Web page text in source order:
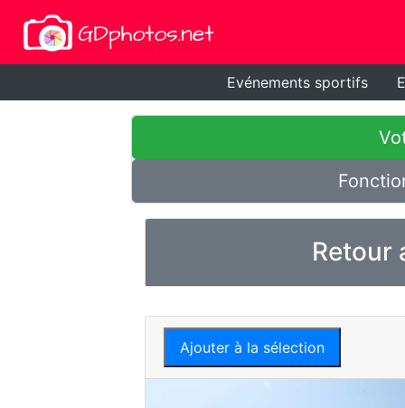
Evénements sportifs
Retour
Ajouter à la sélection